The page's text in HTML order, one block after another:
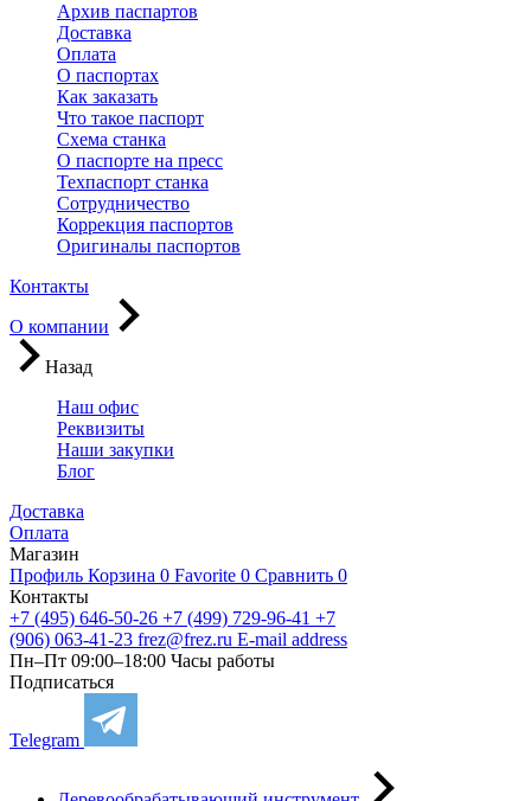
Архив паспартов
Доставка
Оплата
О паспортах
Как заказать
Что такое паспорт
Схема станка
О паспорте на пресс
Техпаспорт станка
Сотрудничество
Коррекция паспортов
Оригиналы паспортов
Контакты
О компании
Назад
Наш офис
Реквизиты
Наши закупки
Блог
Доставка
Оплата
Магазин
Профиль Корзина 0 Favorite 0 Сравнить 0
Контакты
+7 (495) 646-50-26 +7 (499) 729-96-41 +7
(906) 063-41-23 frez@frez.ru E-mail address
Пн–Пт 09:00–18:00 Часы работы
Подписаться
Telegram